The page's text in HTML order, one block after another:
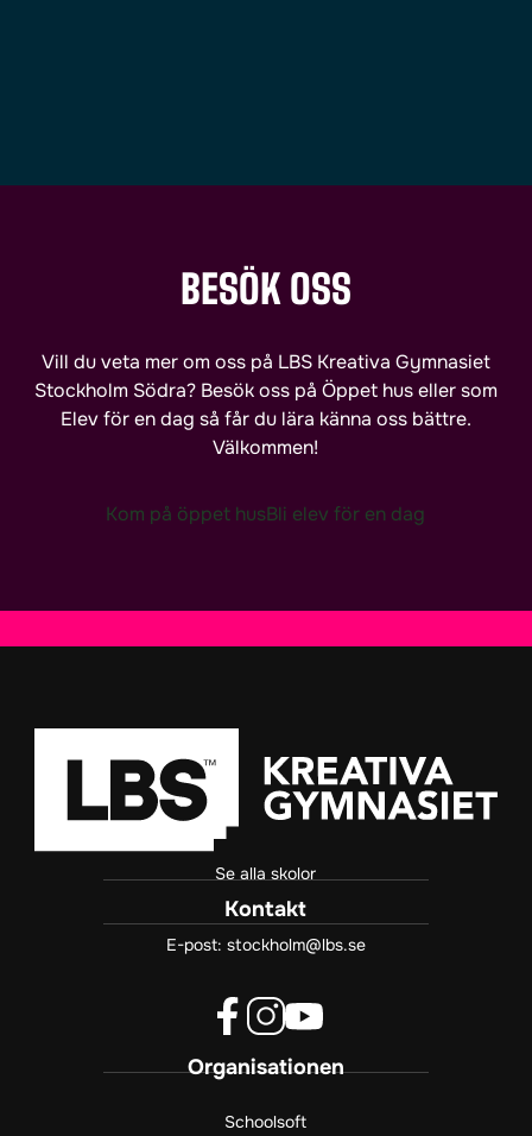
BESÖK OSS
Vill du veta mer om oss på LBS Kreativa Gymnasiet
Stockholm Södra? Besök oss på Öppet hus eller som
Elev för en dag så får du lära känna oss bättre.
Välkommen!
Kom på öppet husBli elev för en dag
Se alla skolor
Kontakt
E-post: stockholm@lbs.se
a
e
n
t
o
t
Organisationen
Schoolsoft